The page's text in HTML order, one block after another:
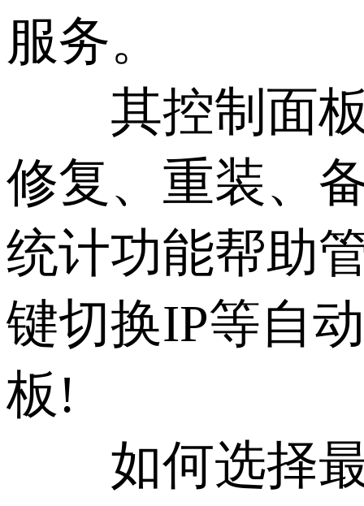
服务。
其控制面板
修复、重装、
统计功能帮助
键切换IP等自
板!
如何选择最